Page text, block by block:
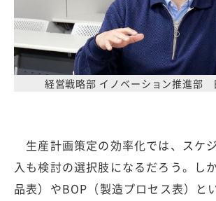
経営戦略部 イノベーション推進部
生産計画策定の効率化では、スケ
入も検討の選択肢になるだろう。し
品表）やBOP（製造プロセス表）と